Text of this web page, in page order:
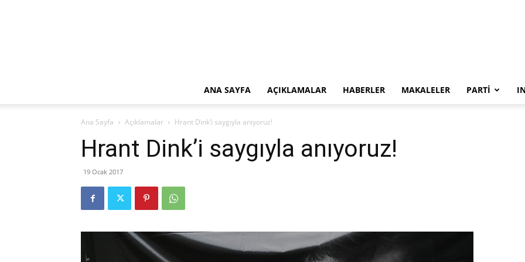
ANA SAYFA AÇIKLAMALAR HABERLER MAKALELER PARTI
Ana Sayfa Açıklamalar Hrant Dink’i saygıyla anıyoruz!
Hrant Dink’i saygıyla anıyoruz!
19 Ocak 2017